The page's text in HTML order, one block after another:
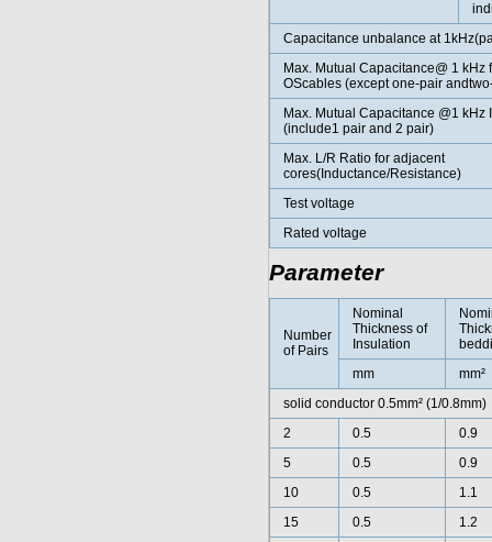
Capacitance unbalance at
Max. Mutual Capacitance@ 1 kHz
OScables (except one-pair
Max. Mutual Capacitance @1 kHz
(include1 pair and 2 pair)
Max. L/R Ratio for adjacent
cores(Inductance/Resistance)
Test voltage
Rated voltage
Parameter
Number
of Pairs
Nominal
Thickness of
Insulation
mm
mm²
solid conductor 0.5mm² (1/0.8mm)
2
0.5
0.9
5
0.5
0.9
10
0.5
1.1
15
0.5 1.2